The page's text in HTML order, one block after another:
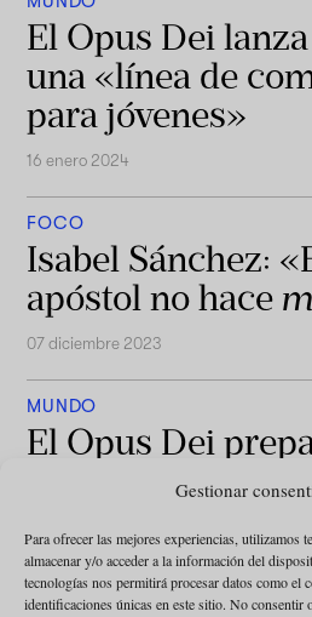
Gestionar
Para ofrecer las mejores experiencias, utilizamos
almacenar y/o acceder a la información del
tecnologías nos permitirá procesar datos como el
identificaciones únicas en este sitio. No consentir
El Opus Dei
una «línea de
para jóvenes»
16 enero 2024
FOCO
Isabel Sánchez:
apóstol no hace
07 diciembre 2023
MUNDO
El Opus Dei
Congreso
15 noviembre 2023